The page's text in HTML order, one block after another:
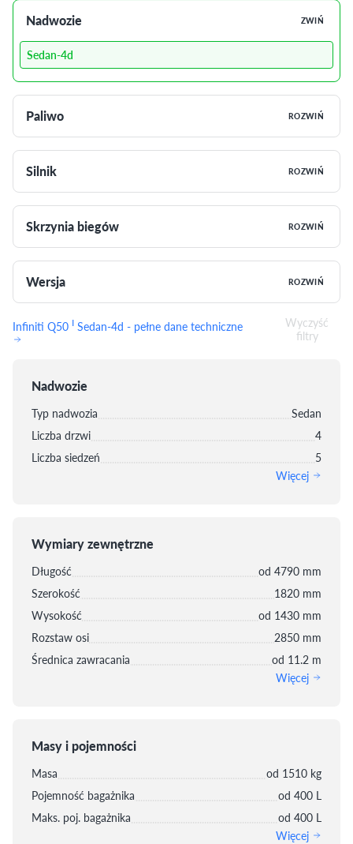
Nadwozie ZWIŃ
Sedan-4d
Paliwo ROZWIŃ
Silnik ROZWIŃ
Skrzynia biegów ROZWIŃ
Wersja ROZWIŃ
Infiniti Q50 I Sedan-4d - pełne dane techniczne
Wyczyść
filtry
Nadwozie
Typ nadwozia
Sedan
Liczba drzwi
4
Liczba siedzeń
5
Więcej
Wymiary zewnętrzne
Długość
od 4790 mm
Szerokość
1820 mm
Wysokość
od 1430 mm
Rozstaw osi
2850 mm
Średnica zawracania
od 11.2 m
Więcej
Masy i pojemności
Masa
od 1510 kg
Pojemność bagażnika
od 400 L
Maks. poj. bagażnika
od 400 L
Więcej